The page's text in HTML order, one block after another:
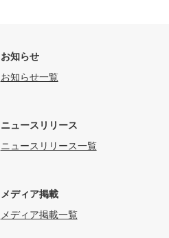
お知らせ
お知らせ一覧
ニュースリリース
ニュースリリース一覧
メディア掲載
メディア掲載一覧